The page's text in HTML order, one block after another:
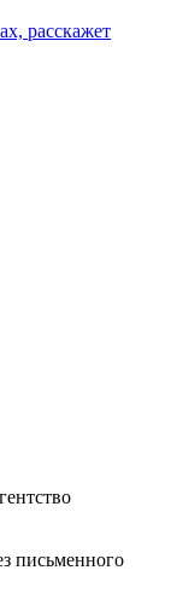
расскажет
письменного